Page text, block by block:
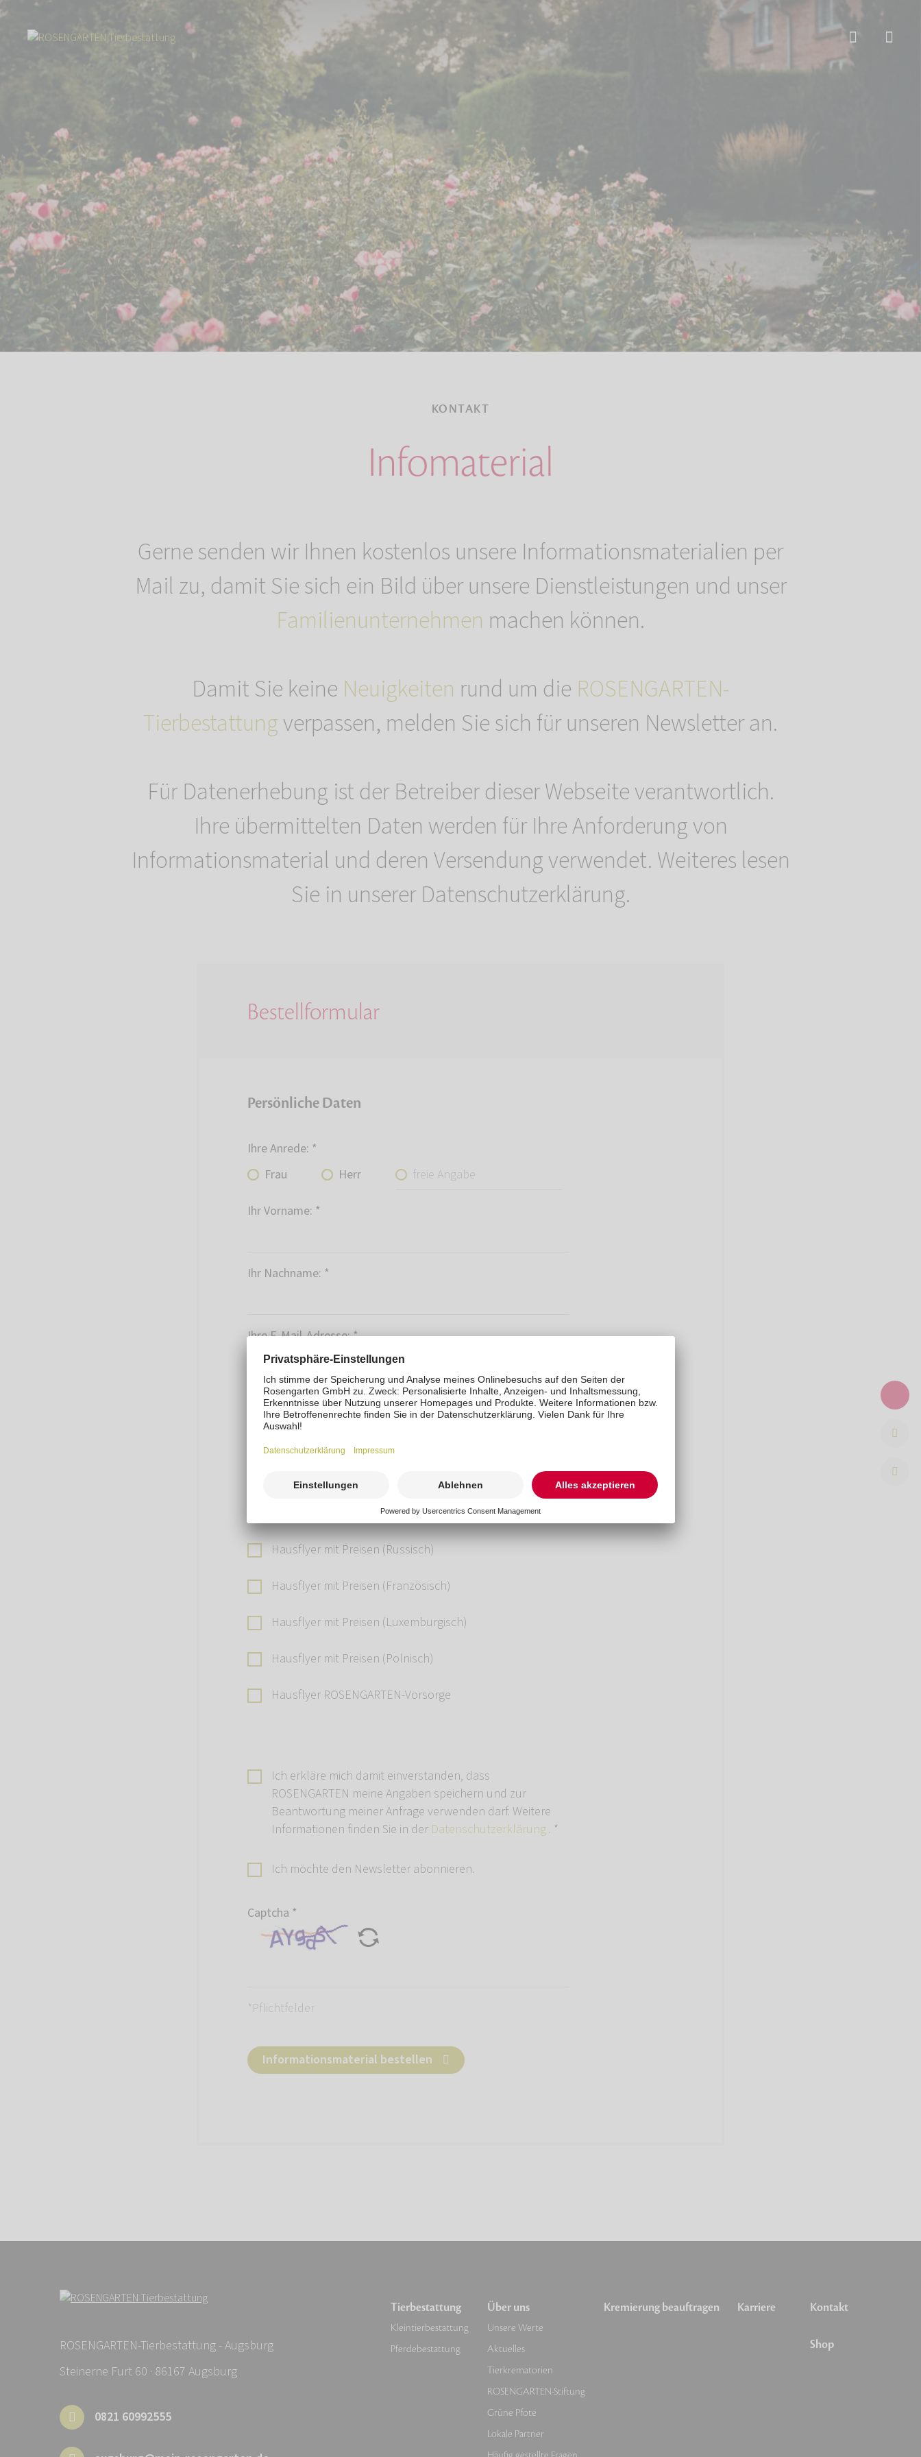
KONTAKT
Infomaterial
Gerne senden wir Ihnen kostenlos unsere Informationsmaterialien per
Mail zu, damit Sie sich ein Bild über unsere Dienstleistungen und unser
Familienunternehmen machen können.
Damit Sie keine Neuigkeiten rund um die ROSENGARTEN-
Tierbestattungverpassen, melden Sie sich für unseren Newsletter an.
Für Datenerhebung ist der Betreiber dieser Webseite verantwortlich.
Ihre übermittelten Daten werden für Ihre Anforderung von
Informationsmaterial und deren Versendung verwendet. Weiteres lesen
Sie in unserer Datenschutzerklärung.
Bestellformular
Persönliche Daten
Ihre Anrede: *
Frau
Herr freie Angabe
Ihr Vorname: *
Ihr Nachname: *
Ihre E-Mail-Adresse:*
Wählen Sie einen oder mehrere Prospekte
Hausflyer mit Preisen
Hausflyer mit Preisen (Englisch)
Hausflyer mit Preisen (Russisch)
Hausflyer mit Preisen (Französisch)
Hausflyer mit Preisen (Luxemburgisch)
Hausflyer mit Preisen (Polnisch)
Hausflyer ROSENGARTEN-Vorsorge
Ich erkläre mich damit einverstanden, dass
ROSENGARTEN meine Angaben speichern und zur
Beantwortung meiner Anfrage verwenden darf. Weitere
Informationen finden Sie in der Datenschutzerklärung . *
Ich möchte den Newsletter abonnieren.
Captcha *
*Pflichtfelder
Informationsmaterial bestellen
ROSENGARTEN-Tierbestattung - Augsburg
Steinerne Furt 60 · 86167 Augsburg
0821 60992555
Tierbestattung
Kleintierbestattung
Pferdebestattung
Über uns
Unsere Werte
Aktuelles
Tierkrematorien
ROSENGARTEN-Stiftung
Grüne Pfote
Lokale Partner
Kremierung beauftragen Karriere Kontakt
Shop